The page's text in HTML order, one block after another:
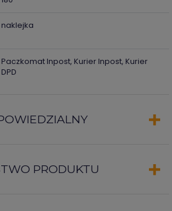
naklejka
Paczkomat Inpost, Kurier Inpost, Kurier
DPD
PRODUKTU